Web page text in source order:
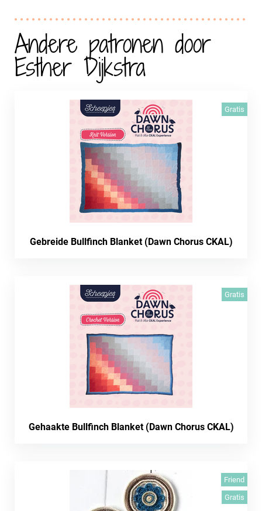
Andere patronen door
Esther Dijkstra
Gratis
Gebreide Bullfinch Blanket (Dawn Chorus CKAL)
Gratis
Gehaakte Bullfinch Blanket (Dawn Chorus CKAL)
Friend
Gratis